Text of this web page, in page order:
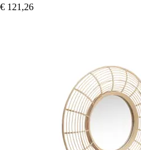
€ 121,26